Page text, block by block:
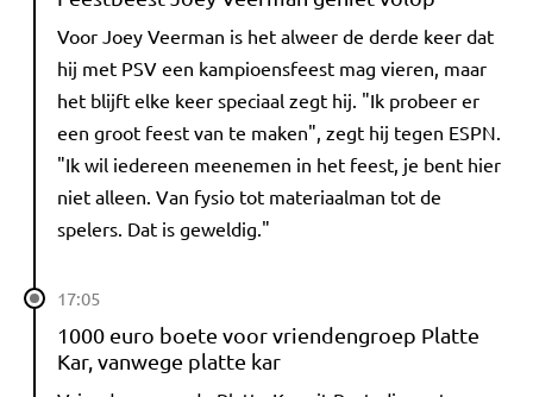
Voor Joey Veerman is het alweer de derde keer dat
hij met PSV een kampioensfeest mag vieren, maar
het blijft elke keer speciaal zegt hij. "Ik probeer er
een groot feest van te maken", zegt hij tegen ESPN.
"Ik wil iedereen meenemen in het feest, je bent hier
niet alleen. Van fysio tot materiaalman tot de
spelers. Dat is geweldig."
17:05
1000 euro boete voor vriendengroep Platte
Kar, vanwege platte kar